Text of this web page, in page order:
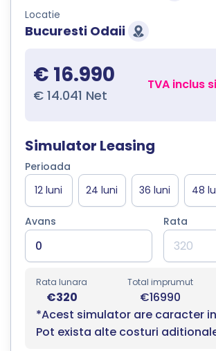
Locatie
Bucuresti Odaii
€ 16.990
€ 14.041 Net
TVA inclus
Simulator Leasing
Perioada
Avans Rata
Rata lunara
€320
Total imprumut
€16990
*Acest simulator are caracter
Pot exista alte costuri